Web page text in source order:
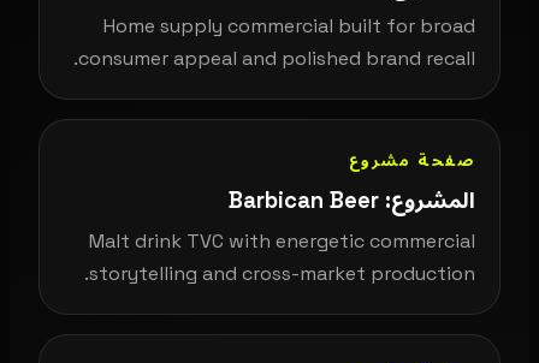
Home supply commercial built for broad
consumer appeal and polished brand recall.
صفحة مشروع
المشروع: Barbican Beer
Malt drink TVC with energetic commercial
storytelling and cross-market production.